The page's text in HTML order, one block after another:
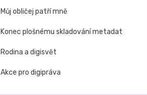
Můj obličej patří mně
Konec plošnému skladování metadat
Rodina a digisvět
Akce pro digipráva